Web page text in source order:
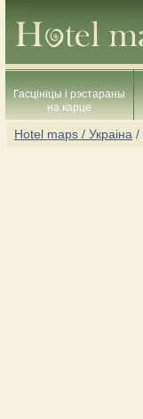
Гасцініцы і рэстараны
на карце
Hotel maps / Украіна /